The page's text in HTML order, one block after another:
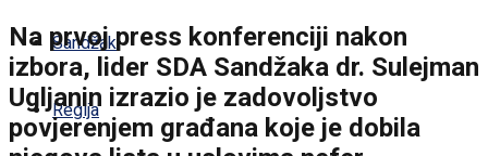
Sandžak
Regija
Na prvoj press konferenciji nakon
izbora, lider SDA Sandžaka dr. Sulejman
Ugljanin izrazio je zadovoljstvo
povjerenjem građana koje je dobila